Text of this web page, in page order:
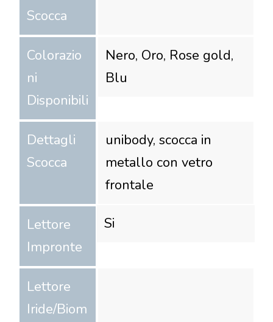
Scocca
Colorazio
ni
Disponibili
Nero, Oro, Rose gold,
Blu
Dettagli
Scocca
unibody, scocca in
metallo con vetro
frontale
Lettore
Impronte
Si
Lettore
Iride/Biom